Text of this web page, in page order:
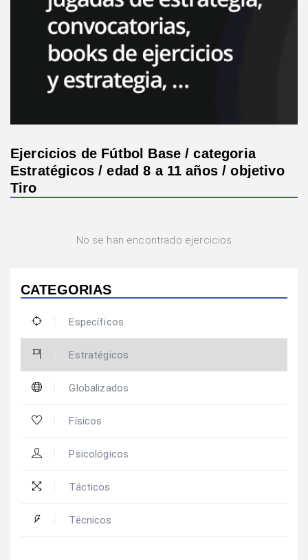
Ejercicios de Fútbol Base / categoria
Estratégicos / edad 8 a 11 años / objetivo
Tiro
No se han encontrado ejercicios
CATEGORIAS
Específicos
Estratégicos
Globalizados
Físicos
Psicológicos
Tácticos
Técnicos